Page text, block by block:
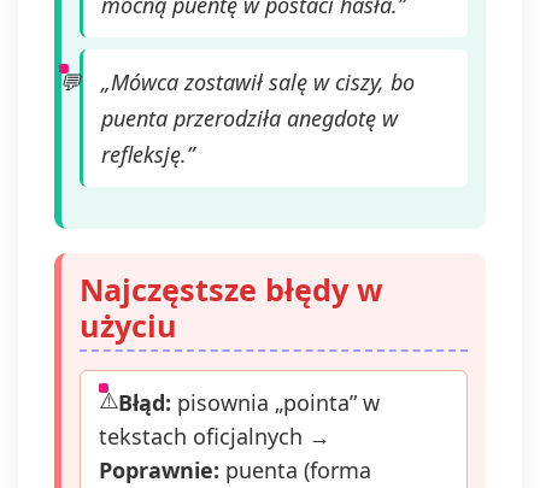
„Mówca zostawił salę w ciszy, bo
puenta przerodziła anegdotę w
refleksję.”
Najczęstsze błędy w
użyciu
Błąd: pisownia „pointa” w
tekstach oficjalnych →
Poprawnie: puenta (forma